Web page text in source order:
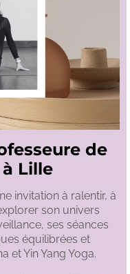
de
Lille
invitation à ralentir, à
son univers
ses séances
équilibrées et
et Yin Yang Yoga.